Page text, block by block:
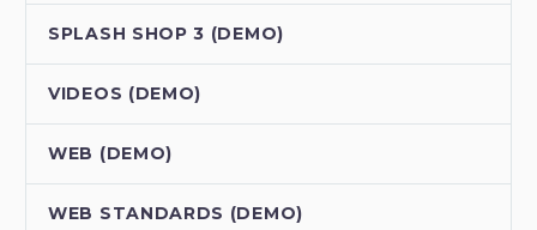
SPLASH SHOP 3 (DEMO)
VIDEOS (DEMO)
WEB (DEMO)
WEB STANDARDS (DEMO)